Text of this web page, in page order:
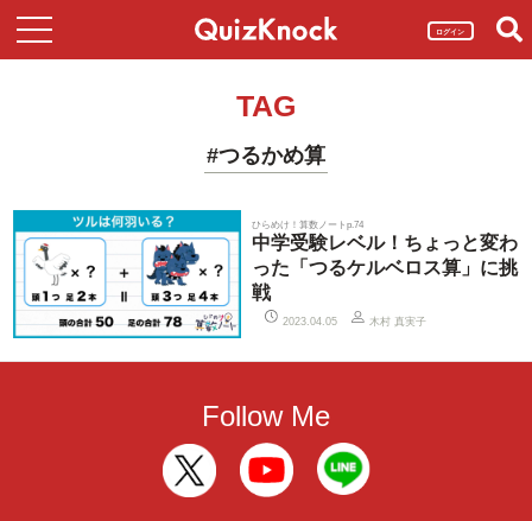
ログイン
TAG
#つるかめ算
ひらめけ！算数ノートp.74
中学受験レベル！ちょっと変わ
った「つるケルベロス算」に挑
戦
2023.04.05 木村 真実子
Follow Me